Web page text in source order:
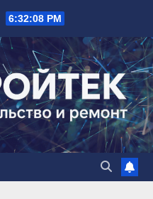
6:32:09 PM